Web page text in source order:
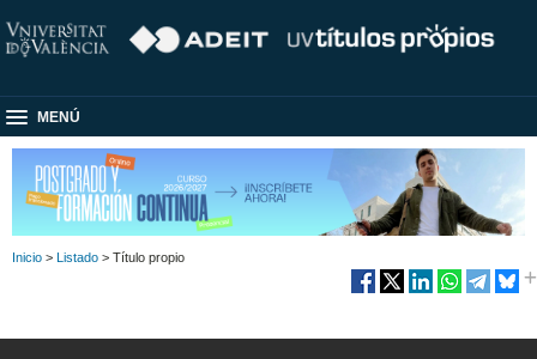
MENÚ
Inicio > Listado > Título propio